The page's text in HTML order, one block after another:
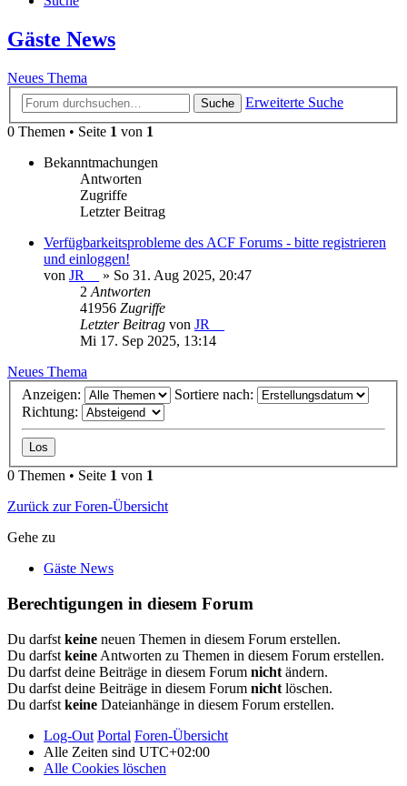
Gäste News
Neues Thema
Suche
Erweiterte Suche
0 Themen • Seite 1 von 1
Bekanntmachungen
Antworten
Zugriffe
Letzter Beitrag
Verfügbarkeitsprobleme des ACF Forums - bitte registrieren
und einloggen!
von JR__ » So 31. Aug 2025, 20:47
2 Antworten
41956 Zugriffe
Letzter Beitrag von JR__
Mi 17. Sep 2025, 13:14
Neues Thema
Anzeigen:
Sortiere nach:
Richtung:
0 Themen • Seite 1 von 1
Zurück zur Foren-Übersicht
Gehe zu
Gäste News
Berechtigungen in diesem Forum
Du darfst keine neuen Themen in diesem Forum erstellen.
Du darfst keine Antworten zu Themen in diesem Forum erstellen.
Du darfst deine Beiträge in diesem Forum nicht ändern.
Du darfst deine Beiträge in diesem Forum nicht löschen.
Du darfst keine Dateianhänge in diesem Forum erstellen.
Log-Out Portal Foren-Übersicht
Alle Zeiten sind UTC+02:00
Alle Cookies löschen